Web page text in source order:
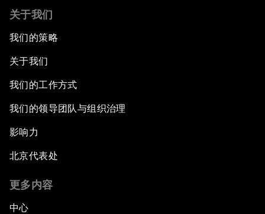
关于我们
我们的策略
关于我们
我们的工作方式
我们的领导团队与组织治理
影响力
北京代表处
更多内容
中心